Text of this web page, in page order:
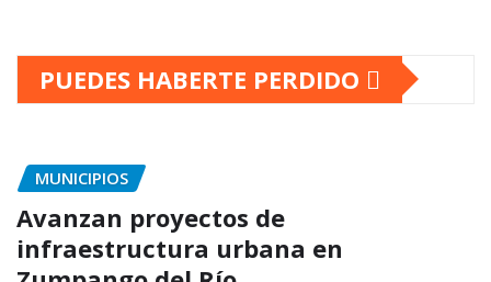
PUEDES HABERTE PERDIDO
MUNICIPIOS
Avanzan proyectos de
infraestructura urbana en